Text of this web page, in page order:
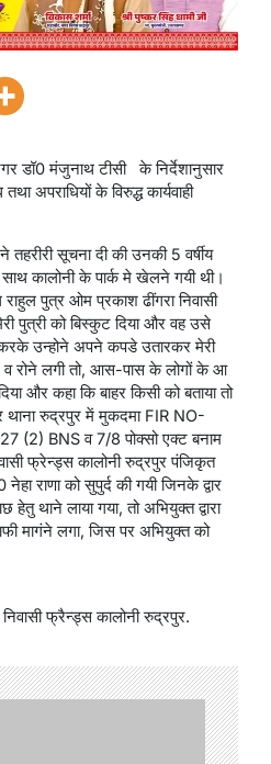
डॉ0 मंजुनाथ टीसी के निर्देशानुसार
अपराधियों के विरुद्ध कार्यवाही
सूचना दी की उनकी 5 वर्षीय
कालोनी के पार्क मे खेलने गयी थी।
पुत्र ओम प्रकाश ढींगरा निवासी
पुत्री को बिस्कुट दिया और वह उसे
उन्होने अपने कपडे उतारकर मेरी
व रोने लगी तो, आस-पास के लोगों के आ
और कहा कि बाहर किसी को बताया तो
थाना रुद्रपुर में मुकदमा FIR NO-
BNS व 7/8 पोक्सो एक्ट बनाम
फ्रेन्ड्स कालोनी रुद्रपुर पंजिकृत
राणा को सुपुर्द की गयी जिनके द्वार
थाने लाया गया, तो अभियुक्त द्वारा
मागंने लगा, जिस पर अभियुक्त को
फ्रैन्ड्स कालोनी रुद्रपुर.